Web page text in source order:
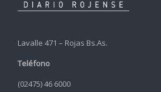
Lavalle 471 – Rojas Bs.As.
Teléfono
(02475) 46 6000